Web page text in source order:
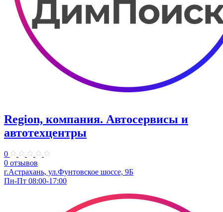
Region, компания. Автосервисы и
автотехцентры
0
0 отзывов
г.Астрахань, ул.Фунтовское шоссе, 9Б
Пн-Пт 08:00-17:00